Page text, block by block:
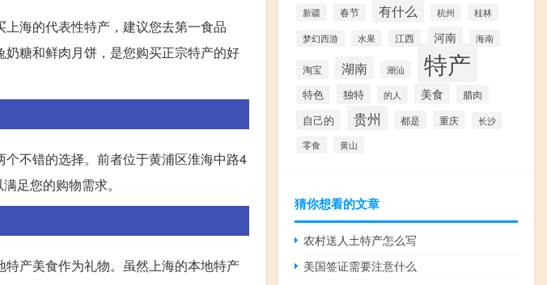
海的代表性特产，建议您去第一食品
糖和鲜肉月饼，是您购买正宗特产的好
不错的选择。前者位于黄浦区淮海中路4
足您的购物需求。
产美食作为礼物。虽然上海的本地特产
新疆 春节 有什么 杭州 桂林
梦幻西游 水果 江西 河南 海南
淘宝 湖南 潮汕 特产
特色 独特 的人 美食 腊肉
自己的 贵州 都是 重庆
长沙
零食
黄山
猜你想看的文章
农村送人土特产怎么写
美国签证需要注意什么